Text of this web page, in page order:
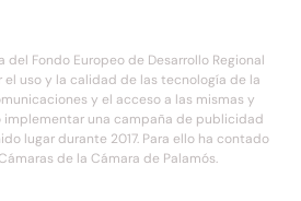
del Fondo Europeo de Desarrollo Regional
uso y la calidad de las tecnología de la
y el acceso a las mismas y
implementar una campaña de publicidad
lugar durante 2017. Para ello ha contado
de la Cámara de Palamós.